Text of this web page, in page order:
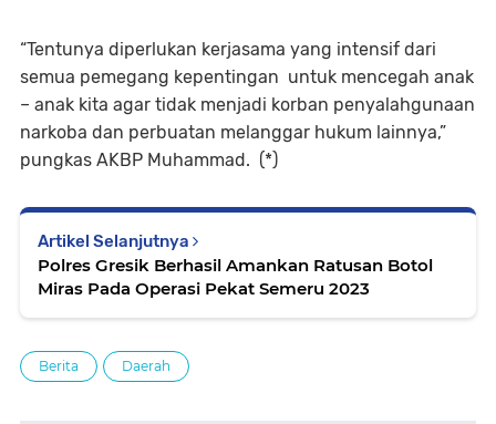
“Tentunya diperlukan kerjasama yang intensif dari
semua pemegang kepentingan untuk mencegah anak
– anak kita agar tidak menjadi korban penyalahgunaan
narkoba dan perbuatan melanggar hukum lainnya,”
pungkas AKBP Muhammad. (*)
Artikel Selanjutnya
Polres Gresik Berhasil Amankan Ratusan Botol
Miras Pada Operasi Pekat Semeru 2023
Berita Daerah